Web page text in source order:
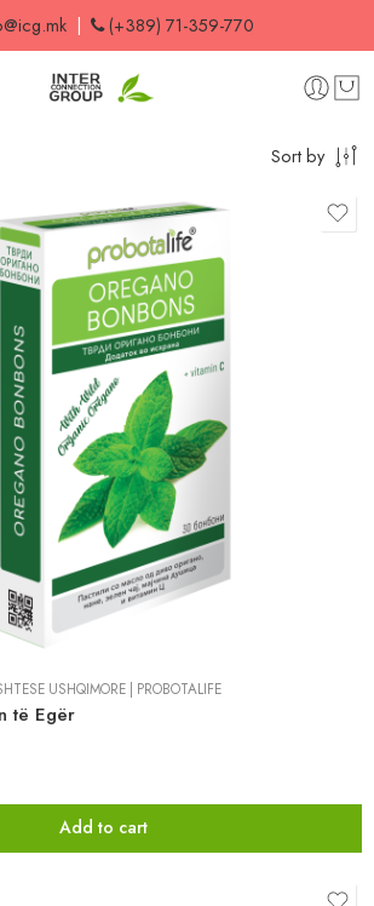
| (+389) 71-359-770
Sort by
USHQIMORE PROBOTALIFE
të Egër
Add to cart